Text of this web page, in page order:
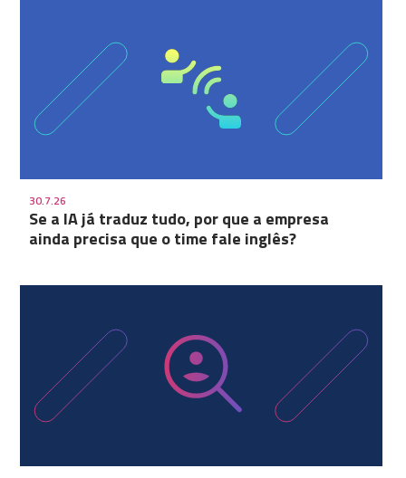
30.7.26
Se a IA já traduz tudo, por que a empresa
ainda precisa que o time fale inglês?